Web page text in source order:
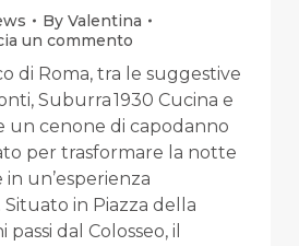
By Valentina
un commento
di Roma, tra le suggestive
Suburra 1930 Cucina e
un cenone di capodanno
per trasformare la notte
un’esperienza
in Piazza della
dal Colosseo, il